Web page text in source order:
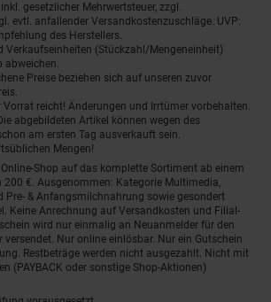
gesetzlicher Mehrwertsteuer, zzgl.
evtl. anfallender Versandkostenzuschläge. UVP:
des Herstellers.
Verkaufseinheiten (Stückzahl/Mengeneinheit)
abweichen.
Preise beziehen sich auf unseren zuvor
reicht! Änderungen und Irrtümer vorbehalten.
abgebildeten Artikel können wegen des
am ersten Tag ausverkauft sein.
Mengen!
Shop auf das komplette Sortiment ab einem
200 €. Ausgenommen: Kategorie Multimedia,
Pre- & Anfangsmilchnahrung sowie gesondert
Keine Anrechnung auf Versandkosten und Filial-
wird nur einmalig an Neuanmelder für den
versendet. Nur online einlösbar. Nur ein Gutschein
Restbeträge werden nicht ausgezahlt. Nicht mit
(PAYBACK oder sonstige Shop-Aktionen)